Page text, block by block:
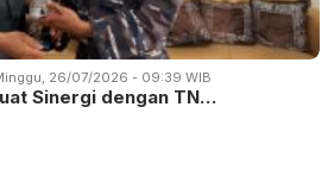
26/07/2026 - 09:39 WIB
Sinergi dengan TN…